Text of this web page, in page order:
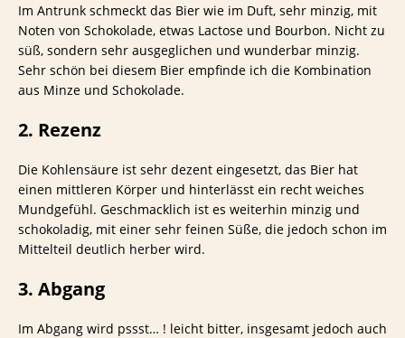
Im Antrunk schmeckt das Bier wie im Duft, sehr minzig, mit
Noten von Schokolade, etwas Lactose und Bourbon. Nicht zu
süß, sondern sehr ausgeglichen und wunderbar minzig.
Sehr schön bei diesem Bier empfinde ich die Kombination
aus Minze und Schokolade.
2. Rezenz
Die Kohlensäure ist sehr dezent eingesetzt, das Bier hat
einen mittleren Körper und hinterlässt ein recht weiches
Mundgefühl. Geschmacklich ist es weiterhin minzig und
schokoladig, mit einer sehr feinen Süße, die jedoch schon im
Mittelteil deutlich herber wird.
3. Abgang
Im Abgang wird pssst… ! leicht bitter, insgesamt jedoch auch